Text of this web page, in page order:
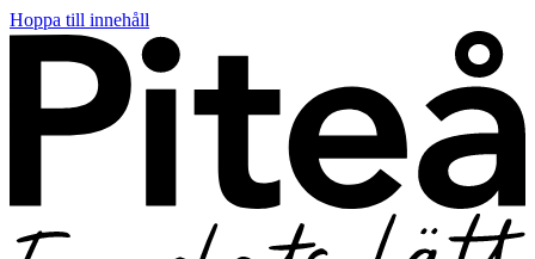
Hoppa till innehåll